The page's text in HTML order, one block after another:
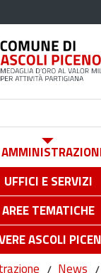
UFFICI E SERVIZI
AREE TEMATICHE
ASCOLI
News